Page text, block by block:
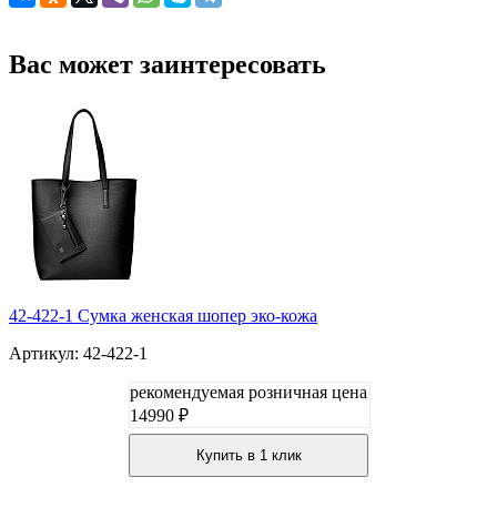
Вас может заинтересовать
42-422-1 Сумка женская шопер эко-кожа
Артикул: 42-422-1
рекомендуемая розничная цена
14990 ₽
Купить в 1 клик